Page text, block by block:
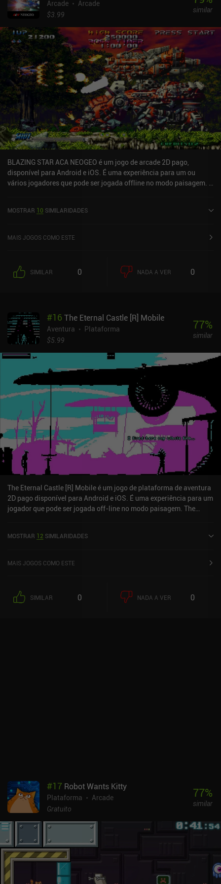
refinados da versão para PC.Getting Over It é um jogo premium de
US$ 4,99 sem anúncios nem iAPs. Embora a experiência possa
clássico adequado para quem procura um verdadeiro desafio.
Arcade
Arcade
$3.99
similar
BLAZING STAR ACA NEOGEO é um jogo de arcade 2D pago,
disponível para Android e iOS. É uma experiência para um ou
vários jogadores que pode ser jogada offline no modo paisagem. O
App Store do iOS.
MOSTRAR 10 SIMILARIDADES
MAIS JOGOS COMO ESTE
SIMILAR 0 NADA A VER 0
#16The Eternal Castle [R] Mobile
Aventura
Plataforma
$5.99
77%
similar
The Eternal Castle [R] Mobile é um jogo de plataforma de aventura
2D pago disponível para Android e iOS. É uma experiência para um
jogador que pode ser jogada off-line no modo paisagem. The
MOSTRAR 12 SIMILARIDADES
MAIS JOGOS COMO ESTE
SIMILAR 0 NADA A VER 0
#17 Robot Wants Kitty
Plataforma
Arcade
Gratuito
77%
similar